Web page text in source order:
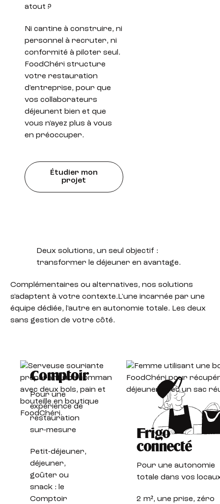
atout ?
Ni cantine à construire, ni
personnel à recruter, ni
conformité à piloter seul.
FoodChéri structure
votre restauration
d'entreprise, pour que
vos collaborateurs
déjeunent bien et que
vous n'ayez plus à vous
en préoccuper.
Étudier mon
projet
Deux solutions, un seul objectif :
transformer le déjeuner en avantage.
Complémentaires ou alternatives, nos solutions
s'adaptent à votre contexte.L'une incarnée par une
équipe dédiée, l'autre en autonomie totale. Les deux
sans gestion de votre côté.
Comptoir
Pour une
expérience de
restauration
sur-mesure
Petit-déjeuner,
déjeuner,
goûter ou
snack : le
Comptoir
Frigo
connecté
Pour une autonomie
totale dans vos
2 m², une prise, zéro